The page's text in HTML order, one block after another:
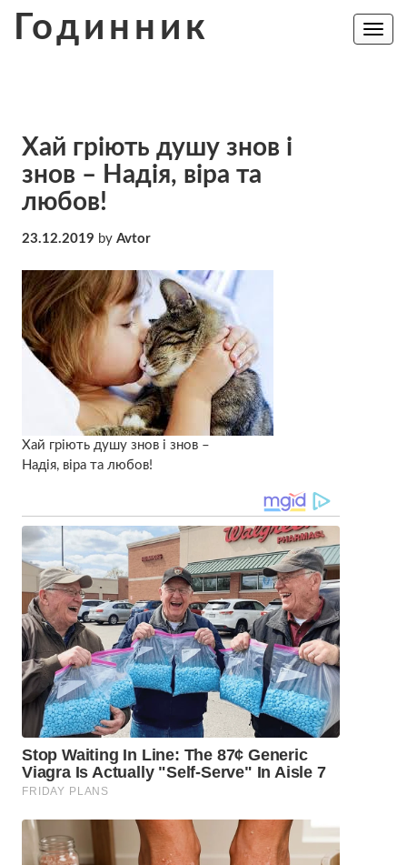
Годинник
Toggle
Хай гріють душу знов і
знов – Надія, віра та
любов!
23.12.2019 by Avtor
Хай гріють душу знов і знов –
Надія, віра та любов!